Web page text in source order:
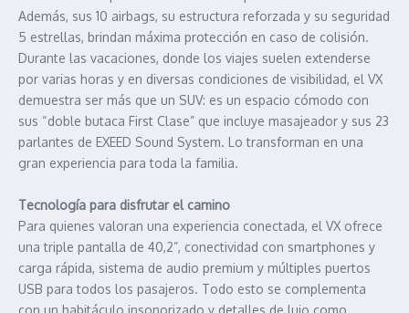
Además, sus 10 airbags, su estructura reforzada y su seguridad
5 estrellas, brindan máxima protección en caso de colisión.
Durante las vacaciones, donde los viajes suelen extenderse
por varias horas y en diversas condiciones de visibilidad, el VX
demuestra ser más que un SUV: es un espacio cómodo con
sus “doble butaca First Clase” que incluye masajeador y sus 23
parlantes de EXEED Sound System. Lo transforman en una
gran experiencia para toda la familia.
Tecnología para disfrutar el camino
Para quienes valoran una experiencia conectada, el VX ofrece
una triple pantalla de 40,2”, conectividad con smartphones y
carga rápida, sistema de audio premium y múltiples puertos
USB para todos los pasajeros. Todo esto se complementa